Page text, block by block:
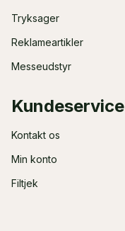
Tryksager
Reklameartikler
Messeudstyr
Kundeservice
Kontakt os
Min konto
Filtjek